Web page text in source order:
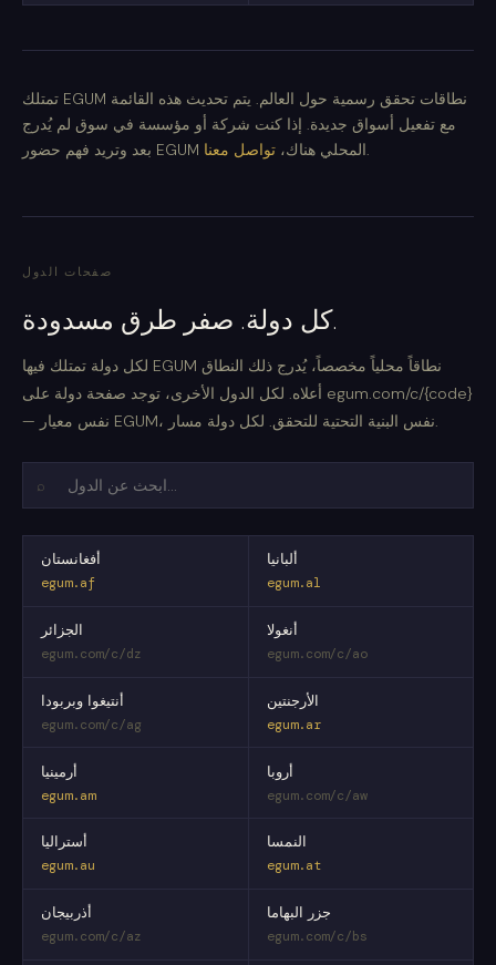
تمتلك EGUM نطاقات تحقق رسمية حول العالم. يتم تحديث هذه القائمة
مع تفعيل أسواق جديدة. إذا كنت شركة أو مؤسسة في سوق لم يُدرج
بعد وتريد فهم حضور EGUM المحلي هناك، تواصل معنا .
صفحات الدول
كل دولة. صفر طرق مسدودة.
لكل دولة تمتلك فيها EGUM نطاقاً محلياً مخصصاً، يُدرج ذلك النطاق
أعلاه. لكل الدول الأخرى، توجد صفحة دولة على egum.com/c/{code}
⌕
أفغانستان
egum.af
ألبانيا
egum.al
الجزائر
egum.com/c/dz
أنغولا
egum.com/c/ao
أنتيغوا وبربودا
egum.com/c/ag
الأرجنتين
egum.ar
أرمينيا
egum.am
أروبا
egum.com/c/aw
أستراليا
egum.au
النمسا
egum.at
أذربيجان
egum.com/c/az
جزر البهاما
egum.com/c/bs